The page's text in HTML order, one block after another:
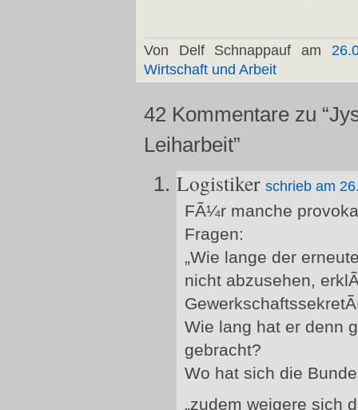
Von Delf Schnappauf am
Wirtschaft und Arbeit
42 Kommentare zu
Leiharbeit”
Logistiker schrieb am
FÃ¼r manche
Fragen:
„Wie lange der
nicht abzusehen,
Wie lang hat er denn
gebracht?
Wo hat sich die
„zudem weigere sich